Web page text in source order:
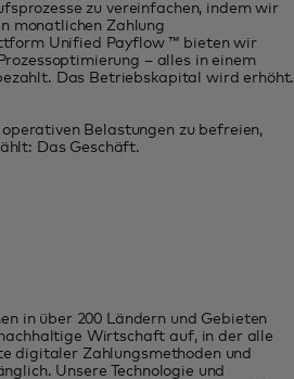
zu vereinfachen, indem wir
monatlichen Zahlung
Unified Payflow ™ bieten wir
– alles in einem
Das Betriebskapital wird erhöht.
Belastungen zu befreien,
Das Geschäft.
in über 200 Ländern und Gebieten
Wirtschaft auf, in der alle
digitaler Zahlungsmethoden und
Unsere Technologie und